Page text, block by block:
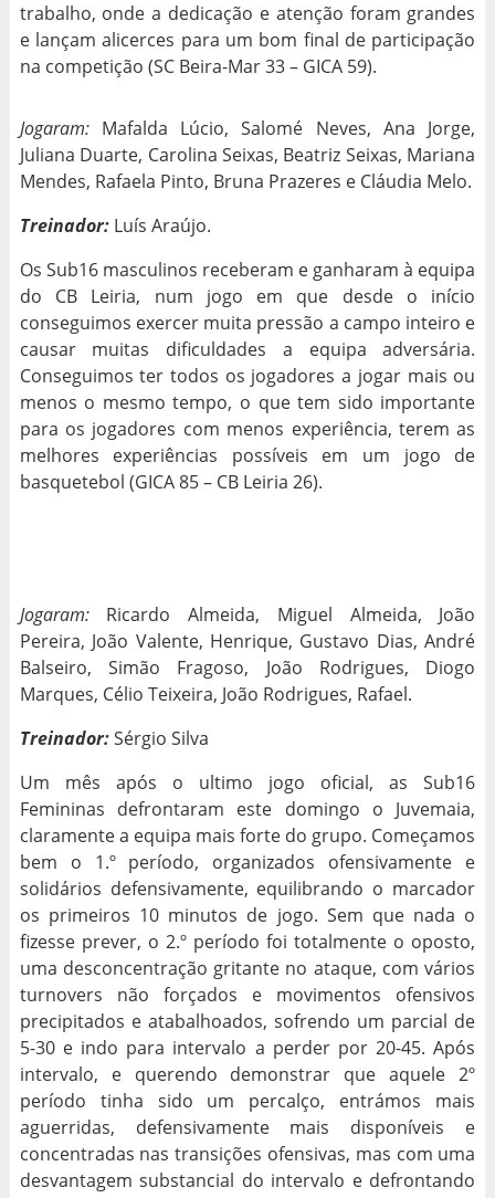
trabalho, onde a dedicação e atenção foram grandes
e lançam alicerces para um bom final de participação
na competição (SC Beira-Mar 33 – GICA 59).
Jogaram:Mafalda Lúcio, Salomé Neves, Ana Jorge,
Juliana Duarte, Carolina Seixas, Beatriz Seixas, Mariana
Mendes, Rafaela Pinto, Bruna Prazeres e Cláudia Melo.
Treinador: Luís Araújo.
Os Sub16 masculinos receberam e ganharam à equipa
do CB Leiria, num jogo em que desde o início
conseguimos exercer muita pressão a campo inteiro e
causar muitas dificuldades a equipa adversária.
Conseguimos ter todos os jogadores a jogar mais ou
menos o mesmo tempo, o que tem sido importante
para os jogadores com menos experiência, terem as
melhores experiências possíveis em um jogo de
basquetebol (GICA 85 – CB Leiria 26).
Jogaram:Ricardo Almeida, Miguel Almeida, João
Pereira, João Valente, Henrique, Gustavo Dias, André
Balseiro, Simão Fragoso, João Rodrigues, Diogo
Marques, Célio Teixeira, João Rodrigues, Rafael.
Treinador:Sérgio Silva
Um mês após o ultimo jogo oficial, as Sub16
Femininas defrontaram este domingo o Juvemaia,
claramente a equipa mais forte do grupo. Começamos
bem o 1.º período, organizados ofensivamente e
solidários defensivamente, equilibrando o marcador
os primeiros 10 minutos de jogo. Sem que nada o
fizesse prever, o 2.º período foi totalmente o oposto,
uma desconcentração gritante no ataque, com vários
turnovers não forçados e movimentos ofensivos
precipitados e atabalhoados, sofrendo um parcial de
5-30 e indo para intervalo a perder por 20-45. Após
intervalo, e querendo demonstrar que aquele 2º
período tinha sido um percalço, entrámos mais
aguerridas, defensivamente mais disponíveis e
concentradas nas transições ofensivas, mas com uma
desvantagem substancial do intervalo e defrontando